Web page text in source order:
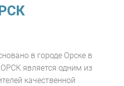
в городе Орске в
является одним из
качественной